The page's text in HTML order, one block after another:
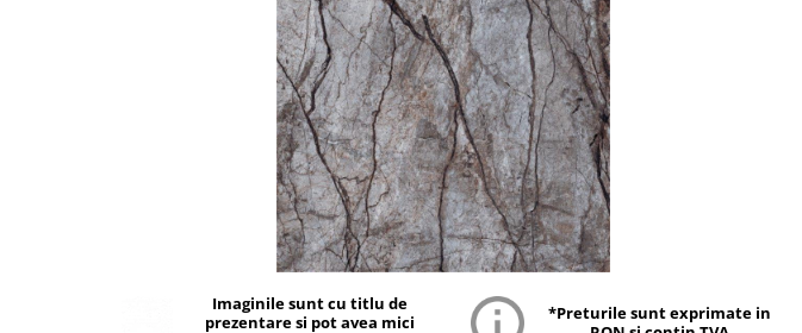
Imaginile sunt cu titlu de
prezentare si pot avea mici
*Preturile sunt exprimate in